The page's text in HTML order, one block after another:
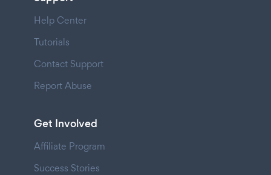
Help Center
Tutorials
Contact Support
Report Abuse
Get Involved
Affiliate Program
Success Stories